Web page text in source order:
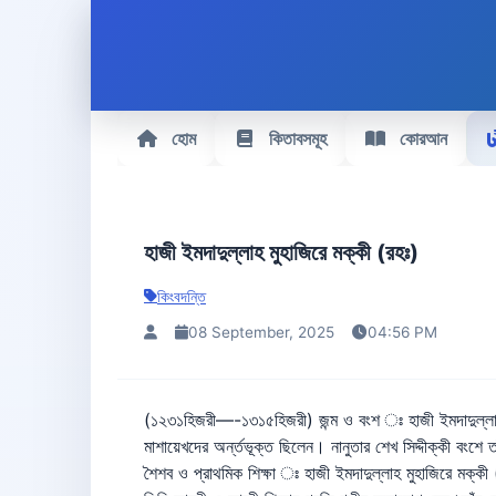
হোম কিতাবসমূহ কোরআন
হাজী ইমদাদুল্লাহ মুহাজিরে মক্কী (রহঃ)
কিংবদন্তি
08 September, 2025 04:56 PM
(১২৩১হিজরী—-১৩১৫হিজরী) জন্ম ও বংশ ঃ হাজী ইমদাদুল্লাহ মুহাজিরে মক্কী (রহঃ) ভারতের মুজাফ্ফর নগর জেলার অর্ন্তগত থানাভবন নামক গ্রামে ১২৩১ হিজরীতে জন্ম গ্রহণ করেন। তিনি থানাভবনের ফারুকী মাশায়েখদের অর্ন্তভূক্ত ছিলেন। নানুতার শেখ সিদ্দীক্কী বংশে তাঁর বোনের বিবাহ হয়েছিল। তাছাড়া হযরত মাওলানা মুহাম্মাদ ইয়াকুব সাহেব (রহঃ) ও হযরত মাওলানা মুহাম্মাদ কাসেম নানুতুবী (রহঃ) ও তাঁর আত্মীয় ছিলেন। শৈশব ও প্রাথমিক শিক্ষা ঃ হাজী ইমদাদুল্লাহ মুহাজিরে মক্কী (রহঃ) শৈশবকাল থেকেই প্রখর স্মৃতি শক্তির অধিকারী ছিলেন। ফলে অতি অল্পদিনের মধ্যেই তিনি পবিত্র কোরআন মাজীদ সম্পূর্ণ হিফজ করেন। তারপর তিনি ফারসী ও আরবী শিক্ষার প্রতি গভীর মনোযোগ দেন।তাঁর ছোটবেলার শিক্ষকদের মধ্যে জনাব মুন্সী আব্দুর রজ্জাক সাহেব (রহঃ) ও হযরত মাওলানা মুফতী ইলাহী বখ্শ ঝানঝানবী (রহঃ) এর নাম বিশেষভাবে উল্লেখযোগ্য। এলমের বিশালতা ঃ হযরত হাজী সাহেব (রহঃ) জীবনে বহু পুস্তক রচনা করেন। তাঁর লেখা, সার গর্ভ আলোচনা, বিভিন্ন মাসআলার সঠিক সমাধান প্রভৃতি থেকে একথা সুস্পষ্টরূপে বুঝা যায় যে, তিনি ছিলেন এলমে নববীর প্রকৃত ধারক ও বাহক। হযরত মাওলানা কাসেম নানুতুবী (রহঃ) বলেন, কেউ হাজী সাহেবের প্রকৃত তাকওয়ার কারণে, কেউ বা তার কেরামতির কারণে আকৃষ্ট। হযরত মাওলানা আশরাফ আলী থানবী (রহঃ) বলেন, লোকেরা আমাকে বলে, হাজী সাহেবের কাছে এমন কি আছে যা অন্যন্য আলেমগণের কাছে নেই। যার কারণে তারা তাঁর দরবারে অহরহ গমন করে থাকে। উত্তরে আমি বলি, আমাদের কাছে আছে যাহেরী এলম আর হাজী সাহেবের আছে বতেনী এলম। আধ্যাত্মিক সাধনা ঃ ছোট বেলা থেকেই হযরত হাজী সাহেবের তাসাউফের দিকে প্রবল ঝোঁক ছিল। তিনি সর্ব প্রথম তরীকায়ে নকশবন্দীয়ার পীর হযরত শাহ নাসির উদ্দীন দেহলবী (রহঃ) এর হাতে বায়’আত হন। শাহ নাসির উদ্দীন সাহেবের মৃত্যুর পর তিনি হযরত মিয়াজী নুর মুহাম্মাদ ঝানঝানবী (রহঃ) এর নিকট বায়’আত গ্রহণ করেন। এবং দীর্ঘদিন পর্যন্ত তার সোহবতে থাকেন। পরিশেষে তিনি মিয়াজী সাহেবের নিকট থেকে খেলাফত প্রাপ্ত হন। বিবাহ ঃ হযরত মাওলানা হাজী সাহেব (রহঃ) তিনটি বিবাহ করেন। তাঁর প্রথম বিবির নাম ছিল বিবি খাদিজা, দ্বিতীয় বিবির নাম ছিল খায়রুন নেসা এবং তৃতীয় বিবির নাম ছিল আমাতুল্লাহ। প্রথম স্ত্রী হযরতের জীবদ্দশায় ইন্তেকাল করেন। আর বাকী দুই স্ত্রী হযরতের ইন্তেকালের পরেও জীবিত ছিলেন। জীবিকা অর্জন ঃ হযরত মাওলানা হাজী সাহেব (রহঃ) জমিদার ছিলেন বটে কিন্তু প্রথমবার হজ্জ্ব করার পর তিনি তাঁর সমস্ত সম্পত্তি ছোট ভাইকে দান করে দেন এবং জাগতিক সকল চিন্তা-ভাবনা থেকে সম্পূর্ণ মুক্ত হয়ে যানএকটি ছোট কামরায় মহান প্রভূর ইবাদতে গভীর ভাবে নিমগ্ন হন। তিনি নিজের ও সমস্ত মেহমানের ভার একমাত্র আল্লাহ তায়ালার উপর ছেড়ে দেন। তখন তাঁর মেহমানের ভার তিনি নিজেই বহন করতেন। অবশেষে যখন মেহমানদের আসা খুব বেড়ে গেল, তাঁর বড় ভাইয়ের স্ত্রী পীড়াপীড়ি করে এ অনুমতি প্রার্থনা করলেন যে, অনুগ্রহ করে আপনার ও আপনার সকল মেহমানদের খেদমত করার সুযোগ করে দিন। হযরত হাজী সাহেব তাঁর আবেদন মঞ্জুর করলেন। মোটকথা তিনি আল্লাহ তায়ালার উপর পূর্ণ ভরসা রাখতেন। ফলে আল্লাহ পাক তার সকল প্রয়োজনের ক্ষেত্রে গায়েবী ভাবে সাহায্য করতেন। জিহাদে অংশ গ্রহণ ঃ হযরত শায়খুল গড়াব মাওলানা মাদানী (রহঃ) নকশে হায়াত নামক গ্রন্থে লিখেন, ভারতের বিভিন্ন স্থানে যখন ১৮৫৭ সালের বিপ্লব ছড়িয়ে পড়ল তখন উলামায়ে কেরামের